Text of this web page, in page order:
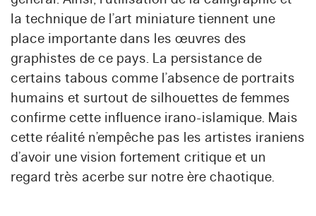
la technique de l’art miniature tiennent une
place importante dans les œuvres des
graphistes de ce pays. La persistance de
certains tabous comme l’absence de portraits
humains et surtout de silhouettes de femmes
confirme cette influence irano-islamique. Mais
cette réalité n’empêche pas les artistes iraniens
d’avoir une vision fortement critique et un
regard très acerbe sur notre ère chaotique.